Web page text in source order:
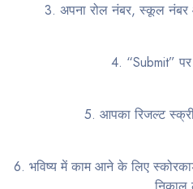
3. अपना रोल नंबर, स्कूल नंबर
4. “Submit”
5. आपका रिजल्ट
6. भविष्य में काम आने के लिए